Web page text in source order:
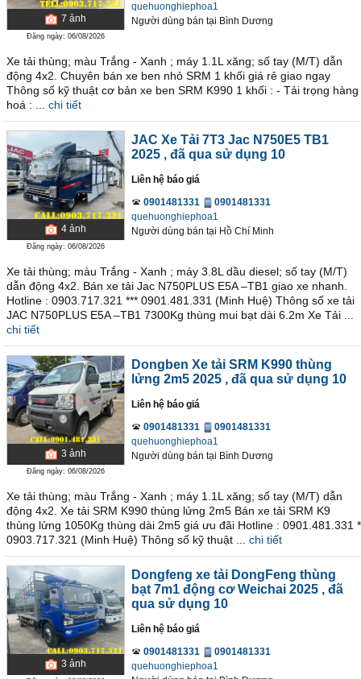
7 ảnh
Đăng ngày: 06/08/2026
quehuonghiephoa1
Người dùng bán tại Bình Dương
Xe tải thùng; màu Trắng - Xanh ; máy 1.1L xăng; số tay (M/T) dẫn
động 4x2. Chuyên bán xe ben nhỏ SRM 1 khối giá rẻ giao ngay
Thông số kỹ thuật cơ bản xe ben SRM K990 1 khối : - Tải trọng hàng
hoá : ...
chi tiết
4 ảnh
Đăng ngày: 06/08/2026
JAC Xe Tải 7T3 Jac N750E5 TB1
2025 , đã qua sử dụng 10
Liên hệ báo giá
0901481331
0901481331
quehuonghiephoa1
Người dùng bán tại Hồ Chí Minh
Xe tải thùng; màu Trắng - Xanh ; máy 3.8L dầu diesel; số tay (M/T)
dẫn động 4x2. Bán xe tải Jac N750PLUS E5A –TB1 giao xe nhanh.
Hotline : 0903.717.321 *** 0901.481.331 (Minh Huệ) Thông số xe tải
JAC N750PLUS E5A –TB1 7300Kg thùng mui bạt dài 6.2m Xe Tải ...
chi tiết
3 ảnh
Đăng ngày: 06/08/2026
Dongben Xe tải SRM K990 thùng
lửng 2m5 2025 , đã qua sử dụng 10
Liên hệ báo giá
0901481331
0901481331
quehuonghiephoa1
Người dùng bán tại Bình Dương
Xe tải thùng; màu Trắng - Xanh ; máy 1.1L xăng; số tay (M/T) dẫn
động 4x2. Xe tải SRM K990 thùng lửng 2m5 Bán xe tải SRM K9
thùng lửng 1050Kg thùng dài 2m5 giá ưu đãi Hotline : 0901.481.331 *
0903.717.321 (Minh Huệ) Thông số kỹ thuật ...
chi tiết
3 ảnh
Dongfeng xe tải DongFeng thùng
bạt 7m1 động cơ Weichai 2025 , đã
qua sử dụng 10
Liên hệ báo giá
0901481331
0901481331
quehuonghiephoa1